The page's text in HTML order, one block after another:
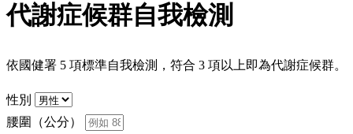
代謝症候群自我檢測
依國健署 5 項標準自我檢測，符合 3 項以上即為代謝症候群。
性別
腰圍（公分）